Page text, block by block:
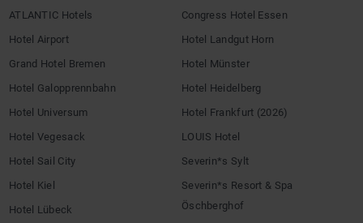
ATLANTIC Hotels
Hotel Airport
Grand Hotel Bremen
Hotel Galopprennbahn
Hotel Universum
Hotel Vegesack
Hotel Sail City
Hotel Kiel
Hotel Lübeck
Congress Hotel Essen
Hotel Landgut Horn
Hotel Münster
Hotel Heidelberg
Hotel Frankfurt (2026)
LOUIS Hotel
Severin*s Sylt
Severin*s Resort & Spa
Öschberghof